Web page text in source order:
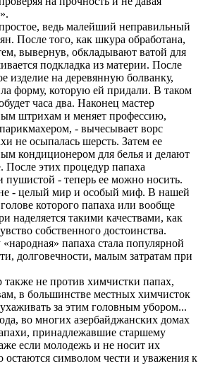
ведь малейший неправильный
После того, как шкура обработана,
вывернув, обкладывают ватой для
подкладка из материи. После
изделие на деревянную болванку,
форму, которую ей придали. В таком
часа два. Наконец мастер
штрихам и меняет профессию,
- вычесывает ворс
не осыпалась шерсть. Затем ее
кондиционером для белья и делают
После этих процедур папаха
пушистой - теперь ее можно носить.
- целый мир и особый миф. В нашей
которого папаха или вообще
наделяется такими качествами, как
собственного достоинства.
папаха стала популярной
долговечности, малым затратам при
также не против химчистки папах,
в большинстве местных химчисток
за этим головным убором...
во многих азербайджанских домах
принадлежавшие старшему
если молодежь и не носит их
остаются символом чести и уважения к